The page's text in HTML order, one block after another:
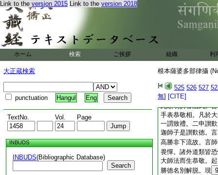
Link to the version 2015 Link to the version 2018
ホーム 検索 ご挨拶 組織 利
大正蔵検索
punctuation Hangul Eng
TextNo. Vol. Page
INBUDS
INBUDS(Bibliographic Database)
Search
根本薩婆多部律攝
525 526 527
無] [CITE]
若欲修治得 6
經七
若本無心重修理者
五事失大界。一切
村中非結界處。齊
舍。村中齊牆柵處
界内苾芻同集。在
合十指恭敬 禮釋
別解脱調伏 我説
此頌明供養法式。
手表恭敬相。凡於
一謂致禮。二申讃
迦師子是讃歎徳。
高勝非下流故。言
畏憚。諸外道類皆
大師法而生恭敬。
勝徳名別解脱。現 9